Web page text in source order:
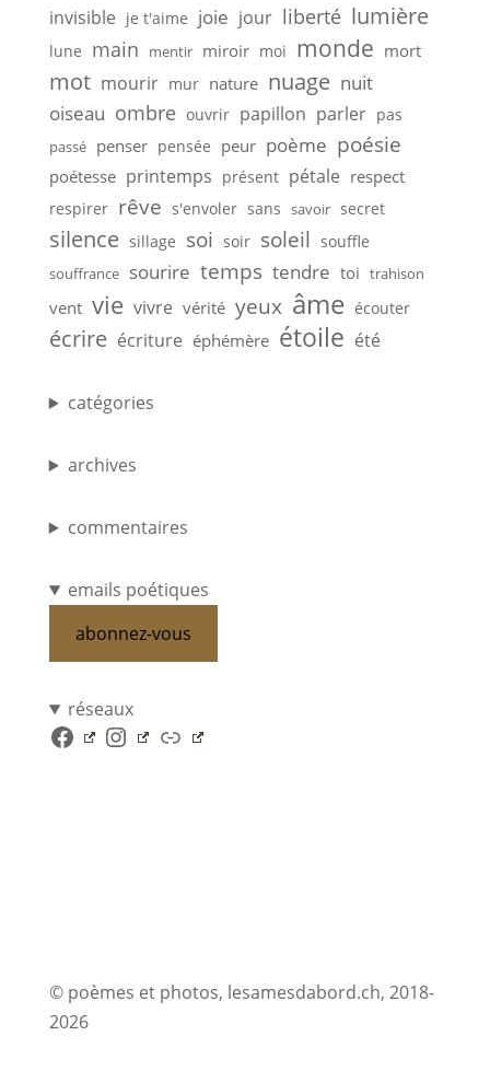
invisible je t'aime joie jour liberté lumière
lune main mentir miroir moi monde mort
mot mourir mur nature nuage nuit
oiseau ombre ouvrir papillon parler pas
passé penser pensée peur poème poésie
poétesse printemps présent pétale respect
respirer rêve s'envoler sans savoir secret
silence sillage soi soir soleil souffle
souffrance sourire temps tendre toi trahison
vent vie vivre vérité yeux âme écouter
écrire écriture éphémère étoile été
catégories
archives
commentaires
emails poétiques
abonnez-vous
réseaux
Facebook
Instagram
Lien
© poèmes et photos, lesamesdabord.ch, 2018-
2026